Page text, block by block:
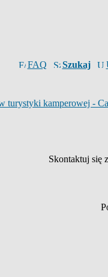
FAQ Szukaj
turystyki kamperowej -
Skontaktuj się